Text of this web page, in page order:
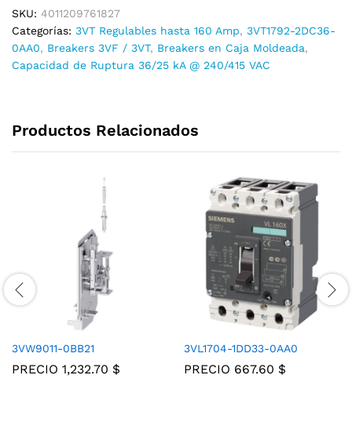
SKU: 4011209761827
Categorías: 3VT Regulables hasta 160 Amp, 3VT1792-2DC36-
0AA0, Breakers 3VF / 3VT, Breakers en Caja Moldeada,
Capacidad de Ruptura 36/25 kA @ 240/415 VAC
Productos Relacionados
3VW9011-0BB21
PRECIO 1,232.70 $
3VL1704-1DD33-0AA0
PRECIO 667.60 $